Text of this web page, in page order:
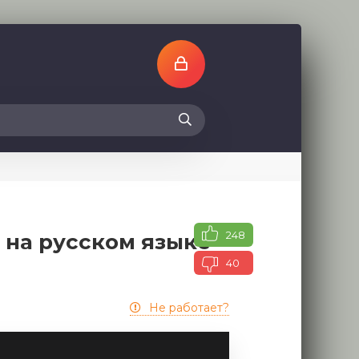
русском языке 248
40
Не работает?